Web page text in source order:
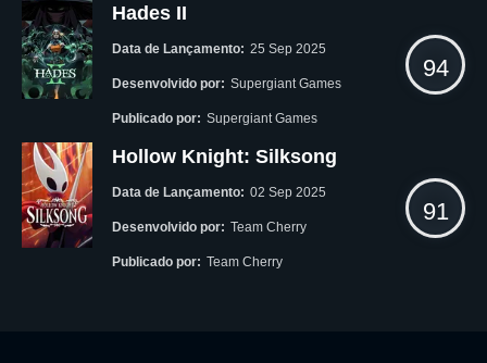
Hades II
Data de Lançamento: 25 Sep 2025
Desenvolvido por: Supergiant Games
Publicado por: Supergiant Games
94
Hollow Knight: Silksong
Data de Lançamento: 02 Sep 2025
Desenvolvido por: Team Cherry
Publicado por: Team Cherry
91